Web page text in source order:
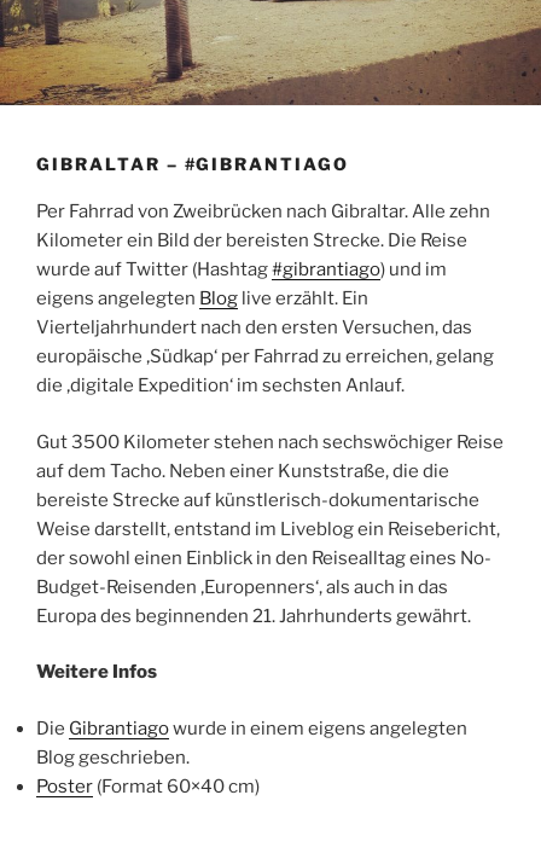
GIBRALTAR – #GIBRANTIAGO
Per Fahrrad von Zweibrücken nach Gibraltar. Alle zehn
Kilometer ein Bild der bereisten Strecke. Die Reise
wurde auf Twitter (Hashtag#gibrantiago) und im
eigens angelegten Blog live erzählt. Ein
Vierteljahrhundert nach den ersten Versuchen, das
europäische ‚Südkap‘ per Fahrrad zu erreichen, gelang
die ‚digitale Expedition‘ im sechsten Anlauf.
Gut 3500 Kilometer stehen nach sechswöchiger Reise
auf dem Tacho. Neben einer Kunststraße, die die
bereiste Strecke auf künstlerisch-dokumentarische
Weise darstellt, entstand im Liveblog ein Reisebericht,
der sowohl einen Einblick in den Reisealltag eines No-
Budget-Reisenden ‚Europenners‘, als auch in das
Europa des beginnenden 21. Jahrhunderts gewährt.
Weitere Infos
Die Gibrantiagowurde in einem eigens angelegten
Blog geschrieben.
Poster (Format 60×40 cm)